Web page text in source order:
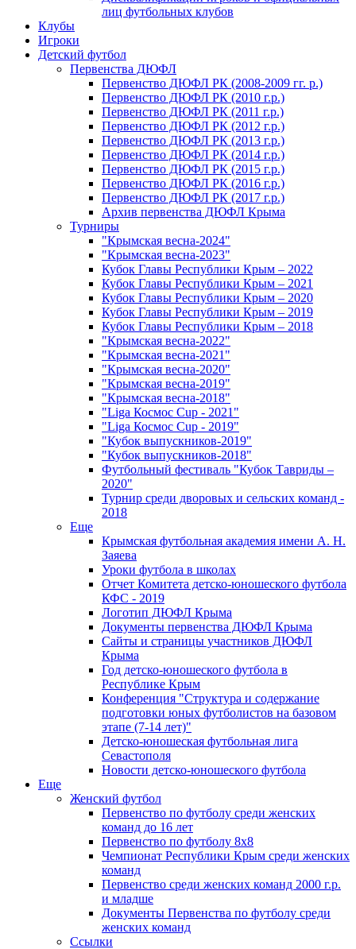
лиц футбольных клубов
Клубы
Игроки
Детский футбол
Первенства ДЮФЛ
Первенство ДЮФЛ РК (2008-2009 гг. р.)
Первенство ДЮФЛ РК (2010 г.р.)
Первенство ДЮФЛ РК (2011 г.р.)
Первенство ДЮФЛ РК (2012 г.р.)
Первенство ДЮФЛ РК (2013 г.р.)
Первенство ДЮФЛ РК (2014 г.р.)
Первенство ДЮФЛ РК (2015 г.р.)
Первенство ДЮФЛ РК (2016 г.р.)
Первенство ДЮФЛ РК (2017 г.р.)
Архив первенства ДЮФЛ Крыма
Турниры
"Крымская весна-2024"
"Крымская весна-2023"
Кубок Главы Республики Крым – 2022
Кубок Главы Республики Крым – 2021
Кубок Главы Республики Крым – 2020
Кубок Главы Республики Крым – 2019
Кубок Главы Республики Крым – 2018
"Крымская весна-2022"
"Крымская весна-2021"
"Крымская весна-2020"
"Крымская весна-2019"
"Крымская весна-2018"
"Liga Космос Cup - 2021"
"Liga Космос Cup - 2019"
"Кубок выпускников-2019"
"Кубок выпускников-2018"
Футбольный фестиваль "Кубок Тавриды –
2020"
Турнир среди дворовых и сельских команд -
2018
Еще
Крымская футбольная академия имени А. Н.
Заяева
Уроки футбола в школах
Отчет Комитета детско-юношеского футбола
КФС - 2019
Логотип ДЮФЛ Крыма
Документы первенства ДЮФЛ Крыма
Сайты и страницы участников ДЮФЛ
Крыма
Год детско-юношеского футбола в
Республике Крым
Конференция "Структура и содержание
подготовки юных футболистов на базовом
этапе (7-14 лет)"
Детско-юношеская футбольная лига
Севастополя
Новости детско-юношеского футбола
Еще
Женский футбол
Первенство по футболу среди женских
команд до 16 лет
Первенство по футболу 8х8
Чемпионат Республики Крым среди женских
команд
Первенство среди женских команд 2000 г.р.
и младше
Документы Первенства по футболу среди
женских команд
Ссылки